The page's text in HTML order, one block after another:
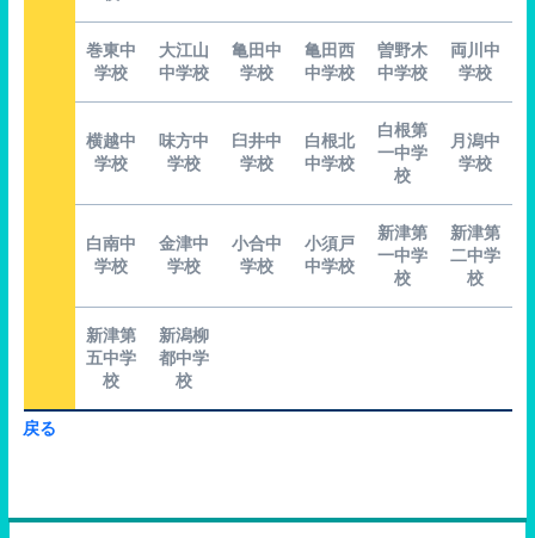
巻東中
学校
大江山
中学校
亀田中
学校
亀田西
中学校
曽野木
中学校
両川中
学校
横越中
学校
味方中
学校
臼井中
学校
白根北
中学校
白根第
一中学
校
月潟中
学校
白南中
学校
金津中
学校
小合中
学校
小須戸
中学校
新津第
一中学
校
新津第
二中学
校
新津第
五中学
校
新潟柳
都中学
校
戻る